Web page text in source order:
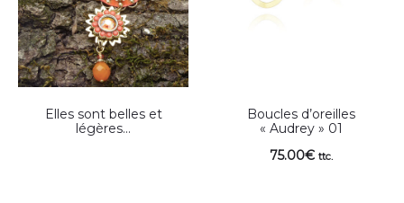
Elles sont belles et
légères…
Boucles d’oreilles
« Audrey » 01
75.00€ ttc.